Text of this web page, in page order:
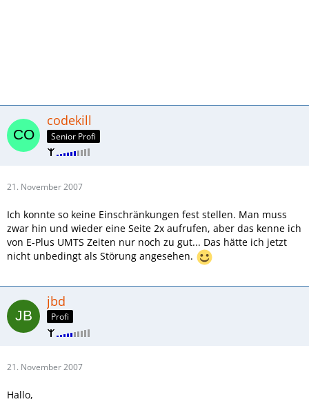
codekill
Senior Profi
21. November 2007
Ich konnte so keine Einschränkungen fest stellen. Man muss
zwar hin und wieder eine Seite 2x aufrufen, aber das kenne ich
von E-Plus UMTS Zeiten nur noch zu gut... Das hätte ich jetzt
nicht unbedingt als Störung angesehen.
jbd
Profi
21. November 2007
Hallo,